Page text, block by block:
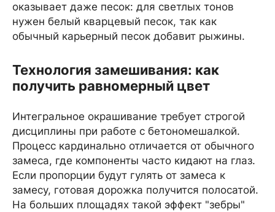
оказывает даже песок: для светлых тонов
нужен белый кварцевый песок, так как
обычный карьерный песок добавит рыжины.
Технология замешивания: как
получить равномерный цвет
Интегральное окрашивание требует строгой
дисциплины при работе с бетономешалкой.
Процесс кардинально отличается от обычного
замеса, где компоненты часто кидают на глаз.
Если пропорции будут гулять от замеса к
замесу, готовая дорожка получится полосатой.
На больших площадях такой эффект "зебры"